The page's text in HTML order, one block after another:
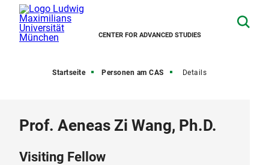
CENTER FOR ADVANCED STUDIES
Startseite Personen am CAS Details
Prof. Aeneas Zi Wang, Ph.D.
Visiting Fellow